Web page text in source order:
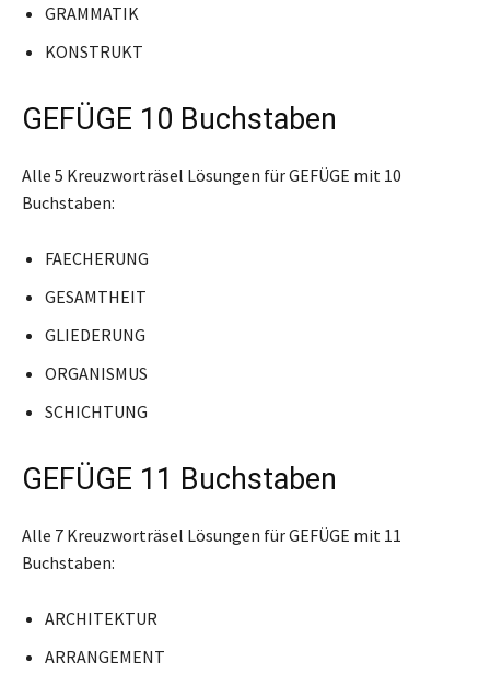
GRAMMATIK
KONSTRUKT
GEFÜGE 10 Buchstaben
Alle 5 Kreuzworträsel Lösungen für GEFÜGE mit 10
Buchstaben:
FAECHERUNG
GESAMTHEIT
GLIEDERUNG
ORGANISMUS
SCHICHTUNG
GEFÜGE 11 Buchstaben
Alle 7 Kreuzworträsel Lösungen für GEFÜGE mit 11
Buchstaben:
ARCHITEKTUR
ARRANGEMENT